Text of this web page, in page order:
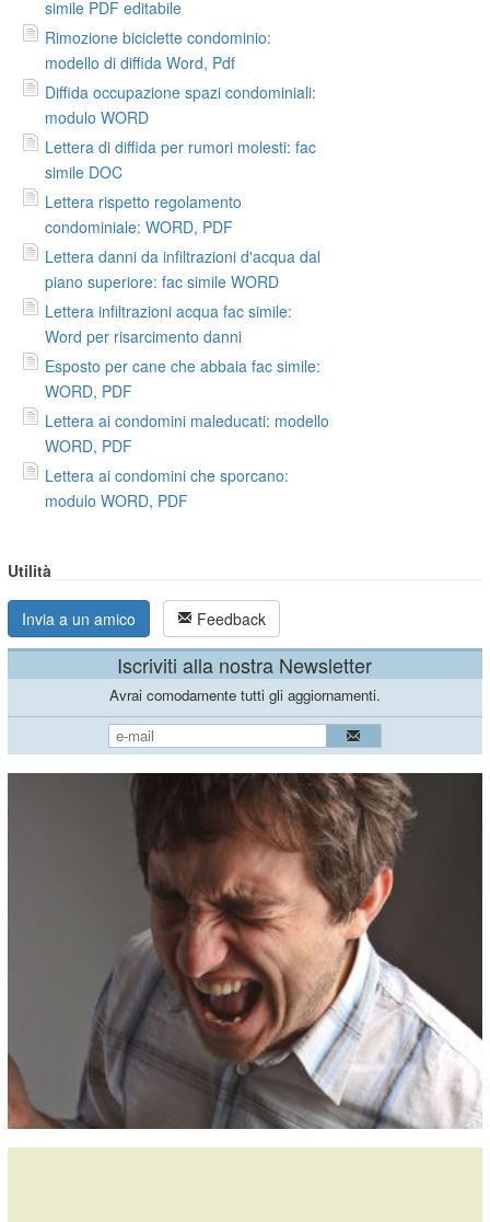
simile PDF editabile
Rimozione biciclette condominio:
modello di diffida Word, Pdf
Diffida occupazione spazi condominiali:
modulo WORD
Lettera di diffida per rumori molesti: fac
simile DOC
Lettera rispetto regolamento
condominiale: WORD, PDF
Lettera danni da infiltrazioni d'acqua dal
piano superiore: fac simile WORD
Lettera infiltrazioni acqua fac simile:
Word per risarcimento danni
Esposto per cane che abbaia fac simile:
WORD, PDF
Lettera ai condomini maleducati: modello
WORD, PDF
Lettera ai condomini che sporcano:
modulo WORD, PDF
Utilità
Invia a un amico Feedback
Iscriviti alla nostra Newsletter
Avrai comodamente tutti gli aggiornamenti.